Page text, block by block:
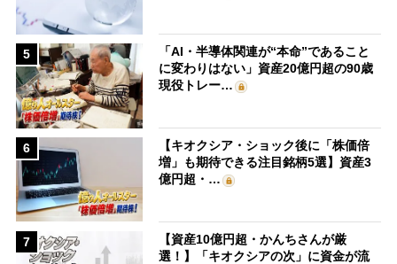
5
「AI・半導体関連が“本命”であること
に変わりはない」資産20億円超の90歳
現役トレー…
6
【キオクシア・ショック後に「株価倍
増」も期待できる注目銘柄5選】資産3
億円超・…
7
【資産10億円超・かんちさんが厳
選！】「キオクシアの次」に資金が流